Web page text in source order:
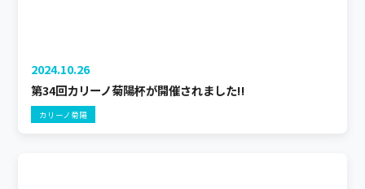
2024.10.26
第34回カリーノ菊陽杯が開催されました!!
カリーノ菊陽